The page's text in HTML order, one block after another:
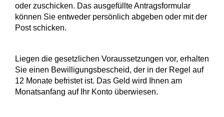
oder zuschicken. Das ausgefüllte Antragsformular
können Sie entweder persönlich abgeben oder mit der
Post schicken.
Liegen die gesetzlichen Voraussetzungen vor, erhalten
Sie einen Bewilligungsbescheid, der in der Regel auf
12 Monate befristet ist. Das Geld wird Ihnen am
Monatsanfang auf Ihr Konto überwiesen.